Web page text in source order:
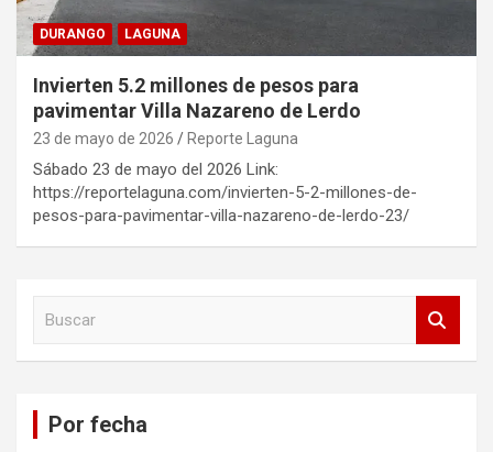
DURANGO LAGUNA
Invierten 5.2 millones de pesos para
pavimentar Villa Nazareno de Lerdo
23 de mayo de 2026 Reporte Laguna
Sábado 23 de mayo del 2026 Link:
https://reportelaguna.com/invierten-5-2-millones-de-
pesos-para-pavimentar-villa-nazareno-de-lerdo-23/
Por fecha